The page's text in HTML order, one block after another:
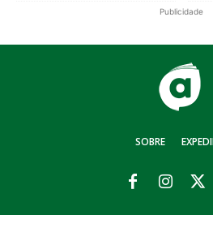
Publicidade
SOBRE